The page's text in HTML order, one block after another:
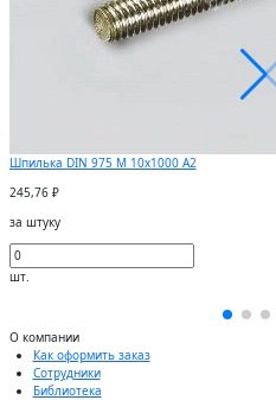
Шпилька DIN 975 М 10х1000 А2
245,76 ₽
за штуку
шт.
О компании
Как оформить заказ
Сотрудники
Библиотека